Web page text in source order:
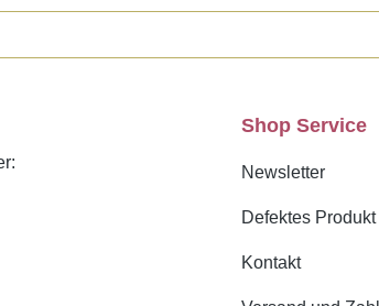
Shop Service
Newsletter
Defektes Produkt
Kontakt